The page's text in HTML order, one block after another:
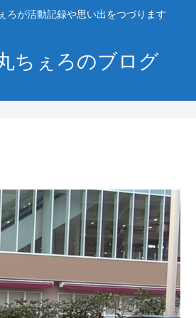
ろが活動記録や思い出をつづります
ちぇろのブログ